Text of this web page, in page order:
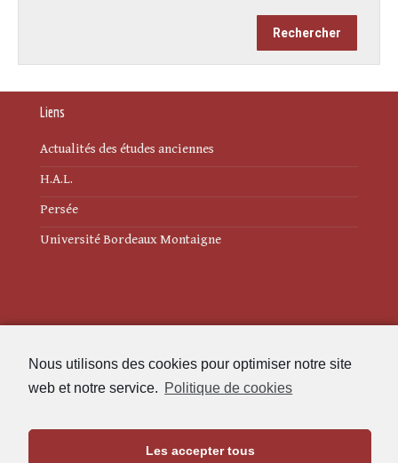
Nous utilisons des cookies pour optimiser notre site
web et notre service. Politique de cookies
Les accepter tous
Liens
Actualités des études anciennes
H.A.L.
Persée
Université Bordeaux Montaigne
Politique de cookies (UE)